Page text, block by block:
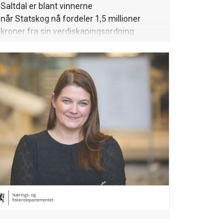
Saltdal er blant vinnerne
når Statskog nå fordeler 1,5 millioner
kroner fra sin verdiskapingsordning.